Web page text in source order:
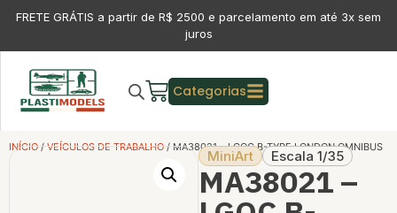
FRETE GRÁTIS a partir de R$ 2500 e parcelamento em até 3x sem
juros
Categorias
INÍCIO / VEÍCULOS DE TRABALHO / MA38021 – LGOC B-TYPE LONDON OMNIBUS
MiniArt Escala 1/35
MA38021 –